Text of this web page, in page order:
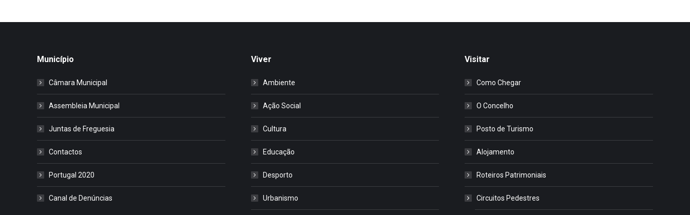
Município
Câmara Municipal
Assembleia Municipal
Juntas de Freguesia
Contactos
Portugal 2020
Canal de Denúncias
Viver
Ambiente
Ação Social
Cultura
Educação
Desporto
Urbanismo
Visitar
Como Chegar
O Concelho
Posto de Turismo
Alojamento
Roteiros Patrimoniais
Circuitos Pedestres